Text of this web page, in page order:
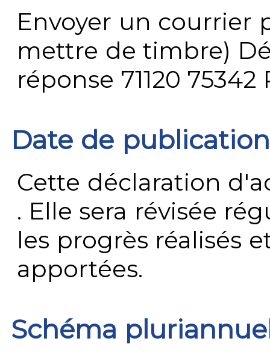
Envoyer un courrier
mettre de timbre)
réponse 71120 75342
Date de publication
Cette déclaration
. Elle sera révisée
les progrès réalisés
apportées.
Schéma